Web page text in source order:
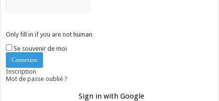
Only fill in if you are not human
Se souvenir de moi
Inscription
Mot de passe oublié ?
Sign in with Google